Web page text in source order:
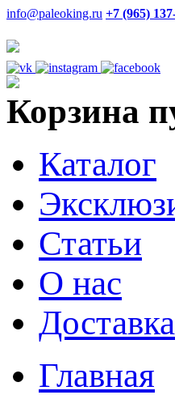
info@paleoking.ru +7 (965)
Корзина
Каталог
Статьи
О нас
Главная